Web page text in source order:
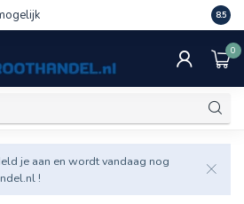
Veel
8.5
0
je aan en wordt vandaag nog
!